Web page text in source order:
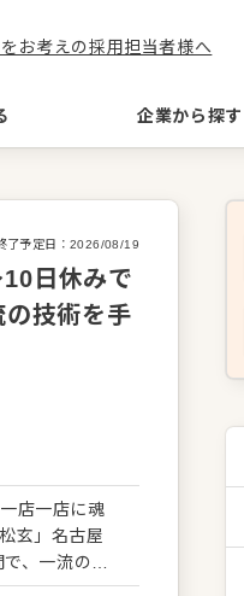
お考えの採用担当者様へ
企業から探す
了予定日： 2026/08/19
日休みで
の技術を手
店一店に魂
玄」名古屋
、一流の調